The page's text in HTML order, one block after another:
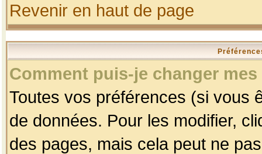
Revenir en haut de page
Comment puis-je changer
Toutes vos préférences (si vous
de données. Pour les modifier,
des pages, mais cela peut ne